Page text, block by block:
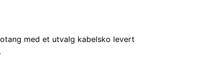
med et utvalg kabelsko levert
.